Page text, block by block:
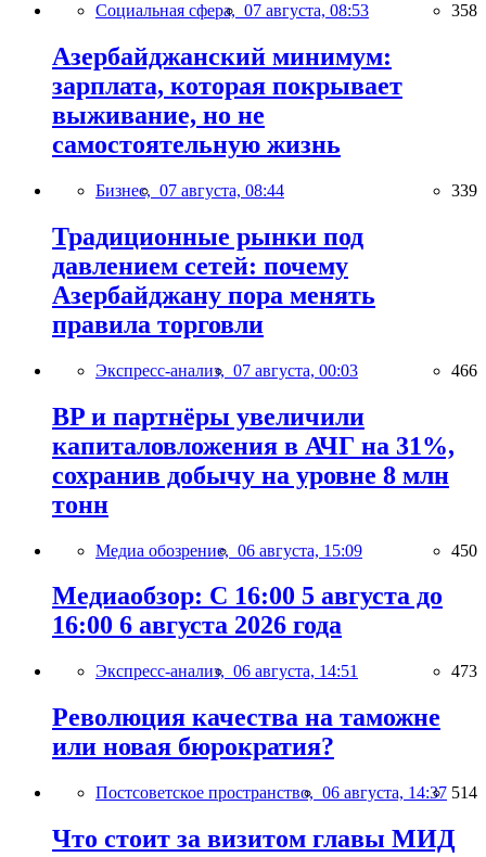
Социальная сфера, 07 августа, 08:53 358
Азербайджанский минимум:
зарплата, которая покрывает
выживание, но не
самостоятельную жизнь
Бизнес, 07 августа, 08:44 339
Традиционные рынки под
давлением сетей: почему
Азербайджану пора менять
правила торговли
Экспресс-анализ, 07 августа, 00:03 466
BP и партнёры увеличили
капиталовложения в АЧГ на 31%,
сохранив добычу на уровне 8 млн
тонн
Медиа обозрение, 06 августа, 15:09 450
Медиаобзор: С 16:00 5 августа до
16:00 6 августа 2026 года
Экспресс-анализ, 06 августа, 14:51 473
Революция качества на таможне
или новая бюрократия?
Постсоветское пространство, 06 августа, 14:37 514
Что стоит за визитом главы МИД